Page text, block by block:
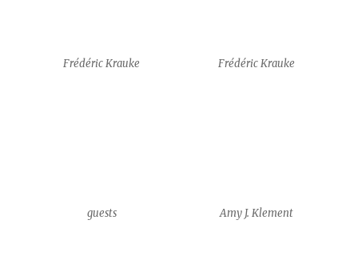
Amy J. Klement Amy J. Klement
Kathleen Michael Kathleen Michael